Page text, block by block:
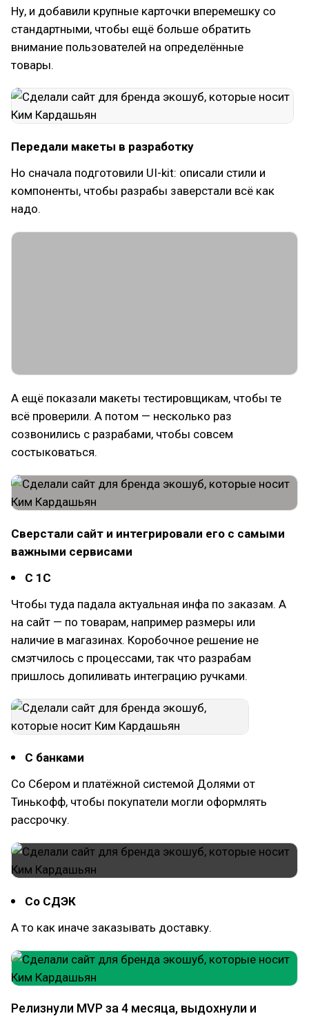
Ну, и добавили крупные карточки вперемешку со
стандартными, чтобы ещё больше обратить
внимание пользователей на определённые
товары.
Передали макеты в разработку
Но сначала подготовили UI-kit: описали стили и
компоненты, чтобы разрабы заверстали всё как
надо.
А ещё показали макеты тестировщикам, чтобы те
всё проверили. А потом — несколько раз
созвонились с разрабами, чтобы совсем
состыковаться.
Сверстали сайт и интегрировали его с самыми
важными сервисами
С 1С
Чтобы туда падала актуальная инфа по заказам. А
на сайт — по товарам, например размеры или
наличие в магазинах. Коробочное решение не
смэтчилось с процессами, так что разрабам
пришлось допиливать интеграцию ручками.
С банками
Со Сбером и платёжной системой Долями от
Тинькофф, чтобы покупатели могли оформлять
рассрочку.
Со СДЭК
А то как иначе заказывать доставку.
Релизнули MVP за 4 месяца, выдохнули и